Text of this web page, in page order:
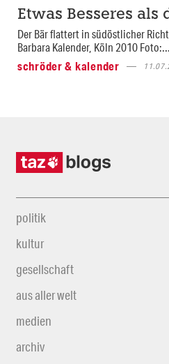
Etwas Besseres als
Der Bär flattert in südöstlicher
Barbara Kalender, Köln 2010 Foto:...
schröder & kalender
politik
kultur
gesellschaft
aus aller welt
medien
archiv